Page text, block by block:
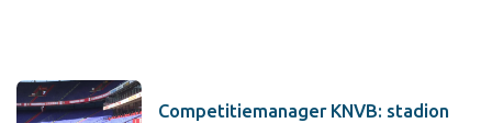
Competitiemanager KNVB: stadion